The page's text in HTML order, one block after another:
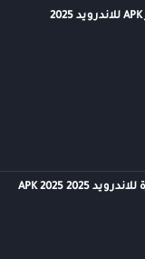
تنزيل برنامج Microsoft Teams مهكر APK للاندرويد 2025
تنزيل لعبه Farm Heroes Saga مهكرة للاندرويد APK 2025 2025